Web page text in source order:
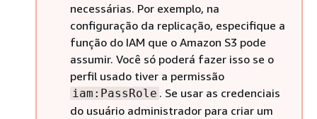
necessárias. Por exemplo, na
configuração da replicação, especifique a
função do IAM que o Amazon S3 pode
assumir. Você só poderá fazer isso se o
perfil usado tiver a permissão
iam:PassRole . Se usar as credenciais
do usuário administrador para criar um